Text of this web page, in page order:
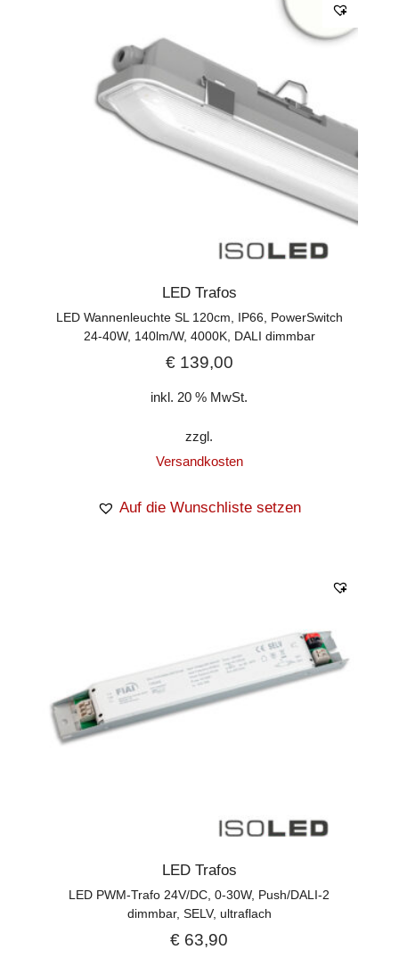
LED Trafos
LED Wannenleuchte SL 120cm, IP66, PowerSwitch
24-40W, 140lm/W, 4000K, DALI dimmbar
€139,00
inkl. 20 % MwSt.
zzgl.
Versandkosten
Auf die Wunschliste setzen
LED Trafos
LED PWM-Trafo 24V/DC, 0-30W, Push/DALI-2
dimmbar, SELV, ultraflach
€ 63,90